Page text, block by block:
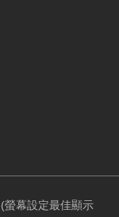
螢幕設定最佳顯示